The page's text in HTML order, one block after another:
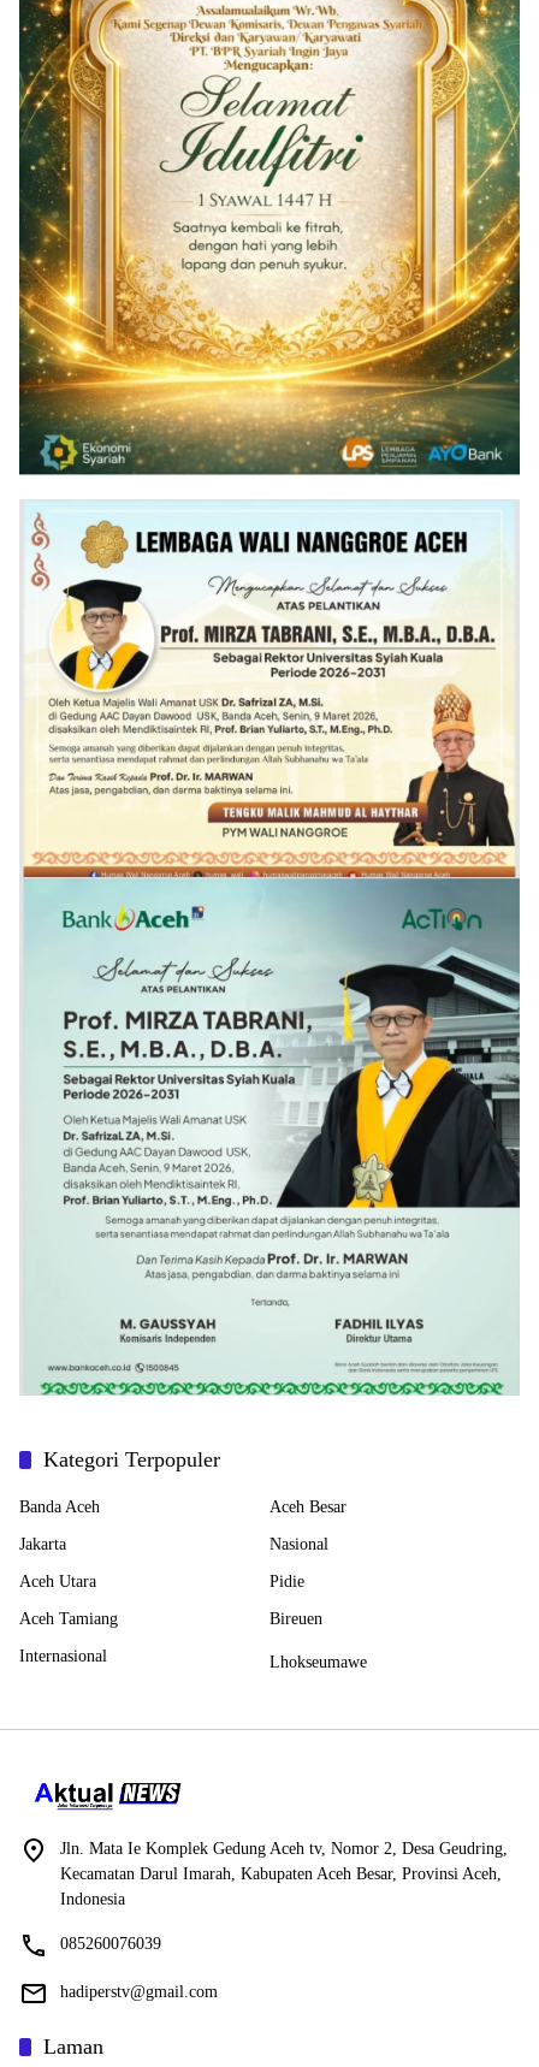
Kategori Terpopuler
Banda Aceh Aceh Besar
Jakarta Nasional
Aceh Utara Pidie
Aceh Tamiang Bireuen
Internasional Lhokseumawe
Jln. Mata Ie Komplek Gedung Aceh tv, Nomor 2, Desa Geudring,
Kecamatan Darul Imarah, Kabupaten Aceh Besar, Provinsi Aceh,
Indonesia
085260076039
hadiperstv@gmail.com
Laman